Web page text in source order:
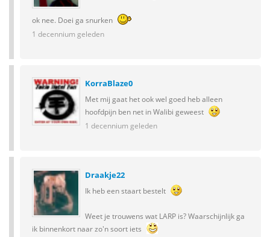
ok nee. Doei ga snurken
1 decennium geleden
KorraBlaze0
Met mij gaat het ook wel goed heb alleen
hoofdpijn ben net in Walibi geweest
1 decennium geleden
Draakje22
Ik heb een staart bestelt
Weet je trouwens wat LARP is? Waarschijnlijk ga
ik binnenkort naar zo'n soort iets